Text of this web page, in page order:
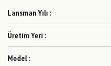
Lansman Yılı :
Üretim Yeri :
Model :